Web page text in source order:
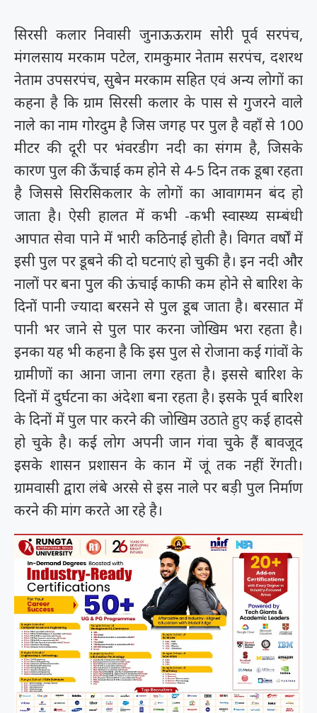
सिरसी कलार निवासी जुनाऊऊराम सोरी पूर्व सरपंच,
मंगलसाय मरकाम पटेल, रामकुमार नेताम सरपंच, दशरथ
नेताम उपसरपंच, सुबेन मरकाम सहित एवं अन्य लोगों का
कहना है कि ग्राम सिरसी कलार के पास से गुजरने वाले
नाले का नाम गोरदुम है जिस जगह पर पुल है वहाँ से 100
मीटर की दूरी पर भंवरडीग नदी का संगम है, जिसके
कारण पुल की ऊँचाई कम होने से 4-5 दिन तक डूबा रहता
है जिससे सिरसिकलार के लोगों का आवागमन बंद हो
जाता है। ऐसी हालत में कभी -कभी स्वास्थ्य सम्बंधी
आपात सेवा पाने में भारी कठिनाई होती है। विगत वर्षों में
इसी पुल पर डूबने की दो घटनाएं हो चुकी है। इन नदी और
नालों पर बना पुल की ऊंचाई काफी कम होने से बारिश के
दिनों पानी ज्यादा बरसने से पुल डूब जाता है। बरसात में
पानी भर जाने से पुल पार करना जोखिम भरा रहता है।
इनका यह भी कहना है कि इस पुल से रोजाना कई गांवों के
ग्रामीणों का आना जाना लगा रहता है। इससे बारिश के
दिनों में दुर्घटना का अंदेशा बना रहता है। इसके पूर्व बारिश
के दिनों में पुल पार करने की जोखिम उठाते हुए कई हादसे
हो चुके है। कई लोग अपनी जान गंवा चुके हैं बावजूद
इसके शासन प्रशासन के कान में जूं तक नहीं रेंगती।
ग्रामवासी द्वारा लंबे अरसे से इस नाले पर बड़ी पुल निर्माण
करने की मांग करते आ रहे है।